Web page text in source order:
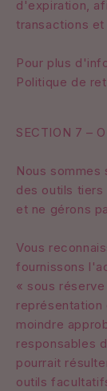
d'expiration,
transactions
Pour plus
Politique de
SECTION 7 –
Nous
des outils tiers
et ne gérons
Vous
fournissons
« sous
représentation
moindre
responsables
pourrait
outils